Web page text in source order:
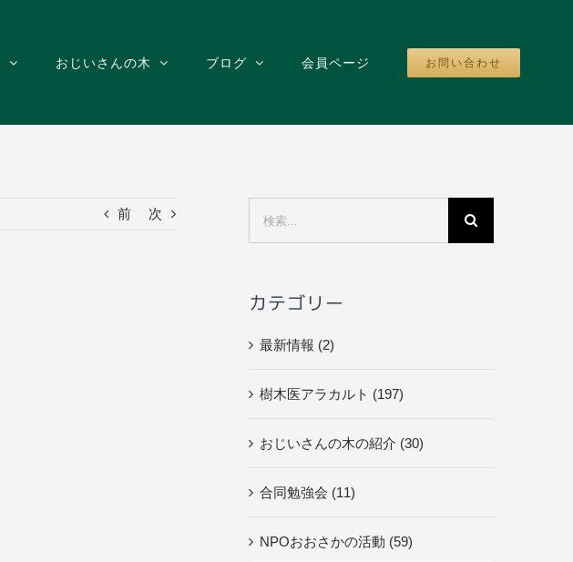
おじいさんの木 ブログ 会員ページ お問い合わせ
前 次
索
カテゴリー
最新情報 (2)
樹木医アラカルト (197)
おじいさんの木の紹介 (30)
合同勉強会 (11)
NPOおおさかの活動 (59)